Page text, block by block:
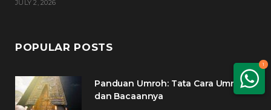
1
JULY 2, 2026
POPULAR POSTS
Panduan Umroh: Tata Cara Umroh
dan Bacaannya